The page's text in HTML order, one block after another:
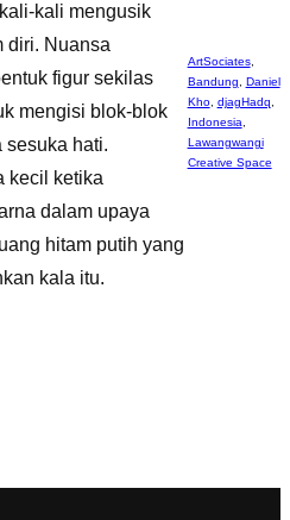
kali mengusik
diri. Nuansa
figur sekilas
mengisi blok-blok
sesuka hati.
kecil ketika
dalam upaya
hitam putih yang
kala itu.
ArtSociates,
Bandung
Daniel
Kho, djagHadq
Indonesia
Lawangwangi
Creative Space